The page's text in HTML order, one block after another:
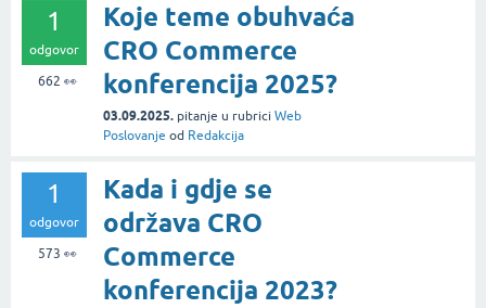
1
odgovor
662 👀
Koje teme obuhvaća
CRO Commerce
konferencija 2025?
03.09.2025. pitanje u rubrici Web
Poslovanje od Redakcija
1
odgovor
573 👀
Kada i gdje se
održava CRO
Commerce
konferencija 2023?